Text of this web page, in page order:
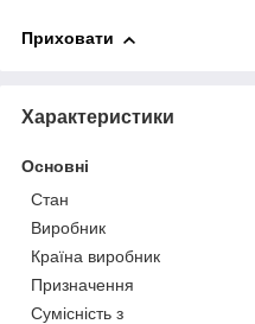
Приховати
Характеристики
Основні
Стан
Виробник
Країна виробник
Призначення
Сумісність з